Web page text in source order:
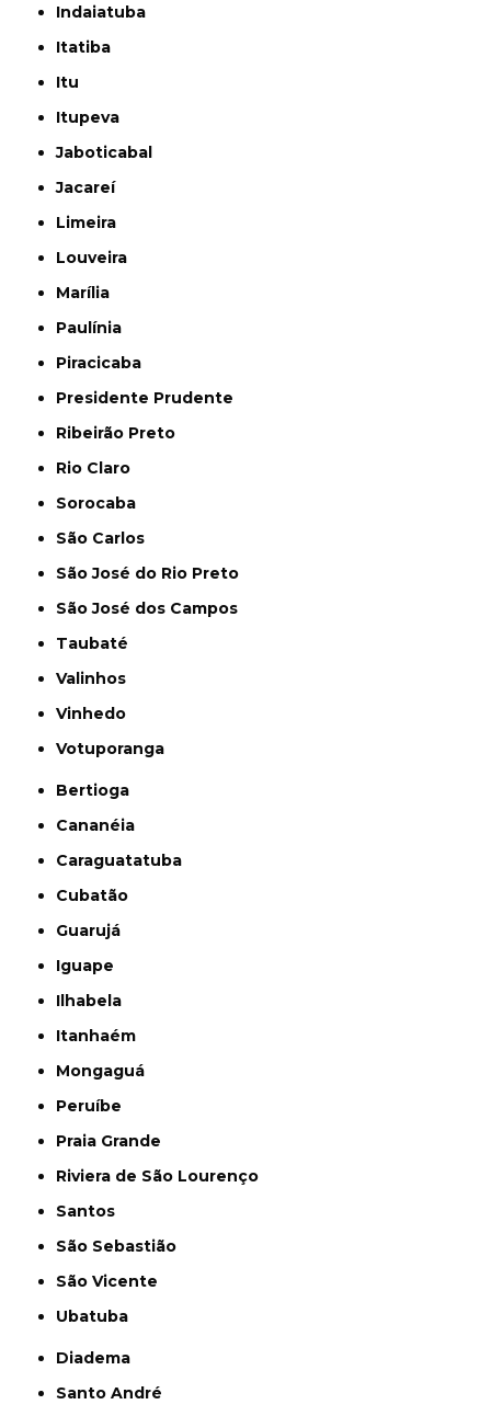
Indaiatuba
Itatiba
Itu
Itupeva
Jaboticabal
Jacareí
Limeira
Louveira
Marília
Paulínia
Piracicaba
Presidente Prudente
Ribeirão Preto
Rio Claro
Sorocaba
São Carlos
São José do Rio Preto
São José dos Campos
Taubaté
Valinhos
Vinhedo
Votuporanga
Bertioga
Cananéia
Caraguatatuba
Cubatão
Guarujá
Iguape
Ilhabela
Itanhaém
Mongaguá
Peruíbe
Praia Grande
Riviera de São Lourenço
Santos
São Sebastião
São Vicente
Ubatuba
Diadema
Santo André